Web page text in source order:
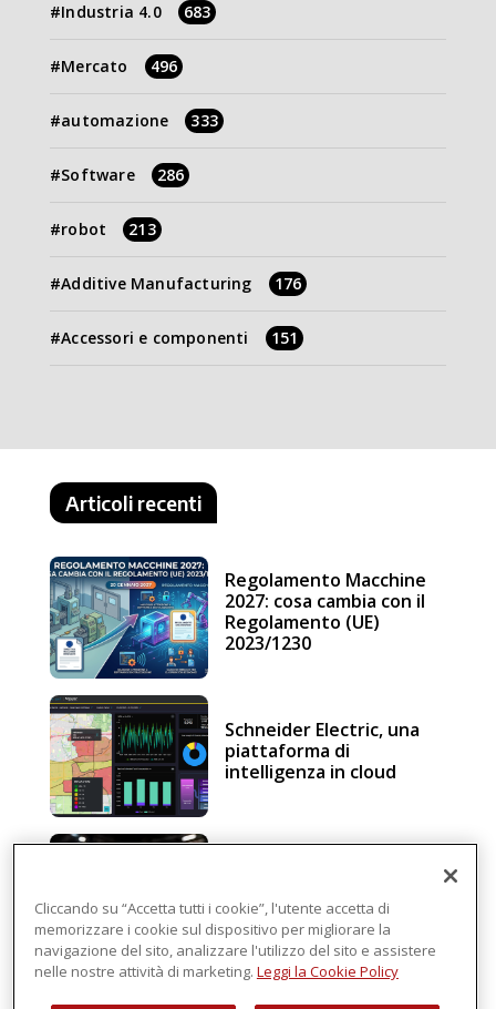
Industria 4.0 683
Mercato 496
automazione 333
Software 286
robot 213
Additive Manufacturing 176
Accessori e componenti 151
Articoli recenti
Regolamento Macchine
2027: cosa cambia con il
Regolamento (UE)
2023/1230
Schneider Electric, una
piattaforma di
intelligenza in cloud
Regolamento macchine
Cliccando su “Accetta tutti i cookie”, l'utente accetta di
memorizzare i cookie sul dispositivo per migliorare la
navigazione del sito, analizzare l'utilizzo del sito e assistere
nelle nostre attività di marketing. Leggi la Cookie Policy